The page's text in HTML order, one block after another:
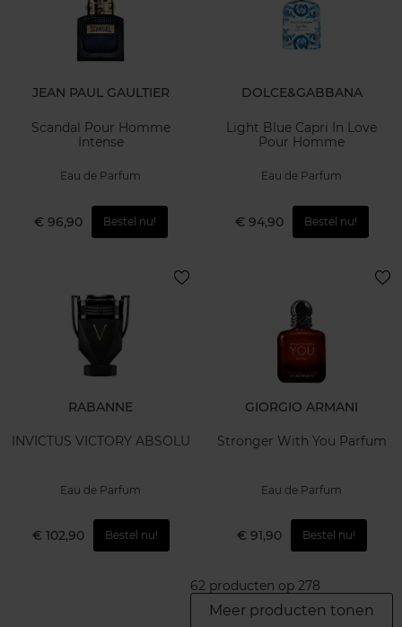
JEAN PAUL GAULTIER
Scandal Pour Homme
Intense
Eau de Parfum
€ 96,90 Bestel nu!
DOLCE&GABBANA
Light Blue Capri In Love
Pour Homme
Eau de Parfum
€ 94,90 Bestel nu!
RABANNE
INVICTUS VICTORY ABSOLU
Eau de Parfum
€ 102,90 Bestel nu!
GIORGIO ARMANI
Stronger With You Parfum
Eau de Parfum
€ 91,90 Bestel nu!
62 producten op 278
Meer producten tonen